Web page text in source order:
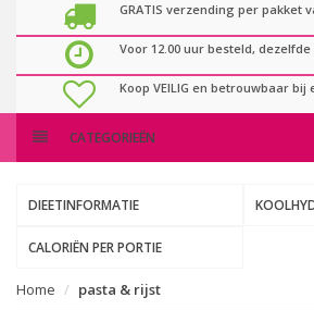
GRATIS verzending per pakket
Voor 12.00 uur besteld,
Koop VEILIG en betrouwbaar
CATEGORIEËN
DIEETINFORMATIE
CALORIËN PER PORTIE
Home pasta & rijst